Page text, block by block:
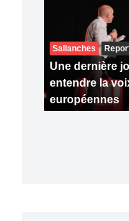
Sallanches
Une dernière
entendre la
européennes